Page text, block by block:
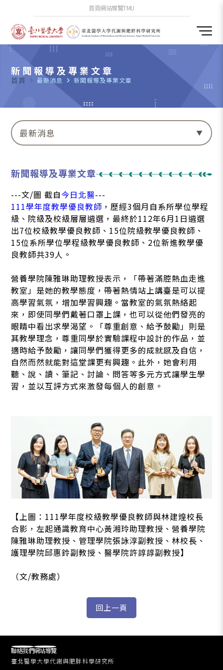
首頁網站導覽TMU
新聞報導及專業文章
首頁 navigate_next 最新消息 navigate_next 新聞報導及專業文章
最新消息
新聞報導及專業文章
---文/圖 截自今日北醫---
111學年度教學優良教師 ，歷經3個月自系所學位學程
級、院級及校級層層遴選，最終於112年6月1日遴選
出7位校級教學優良教師、15位院級教學優良教師、
15位系所學位學程級教學優良教師、2位新進教學優
良教師共39人。
營養學院陳雅琳助理教授表示，「帶著滿腔熱血走進
教室」是她的教學態度，帶著熱情站上講臺是可以提
高學習氣氛，增加學習興趣。當教室的氣氛熱絡起
來，即使同學們戴著口罩上課，也可以從他們發亮的
眼睛中看出求學渴望。「尊重創意、給予鼓勵」則是
其教學理念，尊重同學於實驗課程中設計的作品，並
適時給予鼓勵，讓同學們獲得更多的成就感及自信，
自然而然就能對這堂課更有興趣。此外，她會利用
聽、說、讀、筆記、討論、問答等多元方式讓學生學
習，並以互評方式來激發每個人的創意。
【上圖：111學年度校級教學優良教師與林建煌校長
合影，左起通識教育中心黃湘玲助理教授、營養學院
陳雅琳助理教授、管理學院張詠淳副教授、林校長、
護理學院邱惠鈴副教授、醫學院許諄諄副教授】
（文/教務處）
臺北醫學大學代謝與肥胖科學研究所
聯絡我們網站導覽